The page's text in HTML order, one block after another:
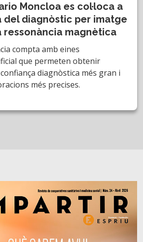
Moncloa es col·loca a
del diagnòstic per imatge
ressonància magnètica
compta amb eines
que permeten obtenir
diagnòstica més gran i
més precises.